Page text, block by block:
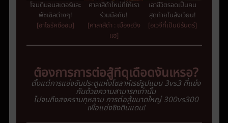
โจมตีมอนสเตอร์และ
พัซเซิลต่างๆ!
[อาโธรัคซีออน]
ศาลาสีดำใหม่ที่ให้เรา
ร่วมมือกัน!
[ศาลาสีดำ : เมืองฮวัง
แฮ]
เอาชีวิตรอดเป็นคน
สุดท้ายในสังเวียน!
[อเวจีที่เป็นนิรันดร์]
ต้องการการต่อสู้ที่ดุเดือดงั้นเหรอ?
ตั้งแต่การแข่งขันประตูแห่งโซลาห์เรย์รูปแบบ 3vs3ที่แข่ง
กันด้วยความสามารถเท่านั้น
ไปจนถึงสงครามกุหลาบ การต่อสู้ขนาดใหญ่300vs300
เพื่อแย่งชิงดินแดน!